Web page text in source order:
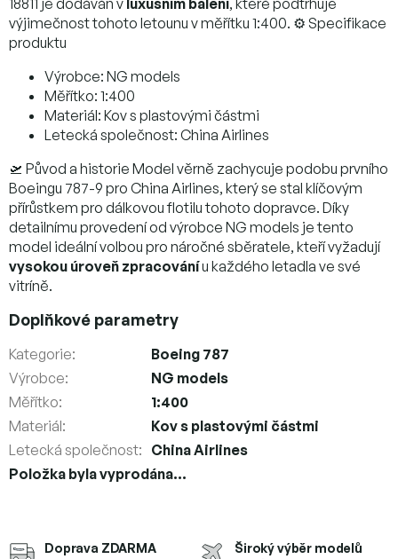
Doprava ZDARMA
Široký výběr modelů
výjimečnost tohoto letounu v měřítku 1:400. ⚙️ Specifikace
produktu
Výrobce: NG models
Měřítko: 1:400
Materiál: Kov s plastovými částmi
Letecká společnost: China Airlines
🛫 Původ a historie Model věrně zachycuje podobu prvního
Boeingu 787-9 pro China Airlines, který se stal klíčovým
přírůstkem pro dálkovou flotilu tohoto dopravce. Díky
detailnímu provedení od výrobce NG models je tento
model ideální volbou pro náročné sběratele, kteří vyžadují
vysokou úroveň zpracováníu každého letadla ve své
vitríně.
Doplňkové parametry
Kategorie:
Boeing 787
Výrobce:
NG models
Měřítko:
1:400
Materiál:
Kov s plastovými částmi
Letecká společnost: China Airlines
Položka byla vyprodána…